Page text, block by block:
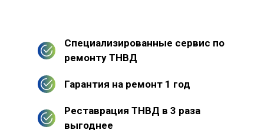
Специализированные сервис по
ремонту ТНВД
Гарантия на ремонт 1 год
Реставрация ТНВД в 3 раза
выгоднее